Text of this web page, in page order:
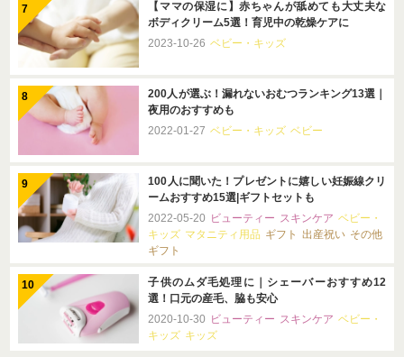
【ママの保湿に】赤ちゃんが舐めても大丈夫な
ボディクリーム5選！育児中の乾燥ケアに
2023-10-26 ベビー・キッズ
200人が選ぶ！漏れないおむつランキング13選｜
夜用のおすすめも
2022-01-27 ベビー・キッズ ベビー
100人に聞いた！プレゼントに嬉しい妊娠線クリ
ームおすすめ15選|ギフトセットも
2022-05-20 ビューティー スキンケア ベビー・
キッズ マタニティ用品 ギフト 出産祝い その他
ギフト
子供のムダ毛処理に｜シェーバーおすすめ12
選！口元の産毛、脇も安心
2020-10-30 ビューティー スキンケア ベビー・
キッズ キッズ